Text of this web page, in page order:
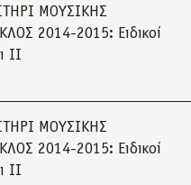
ΜΟΥΣΙΚΗΣ
2014-2015: Ειδικοί
ΙΙ
ΜΟΥΣΙΚΗΣ
2014-2015: Ειδικοί
ΙΙ